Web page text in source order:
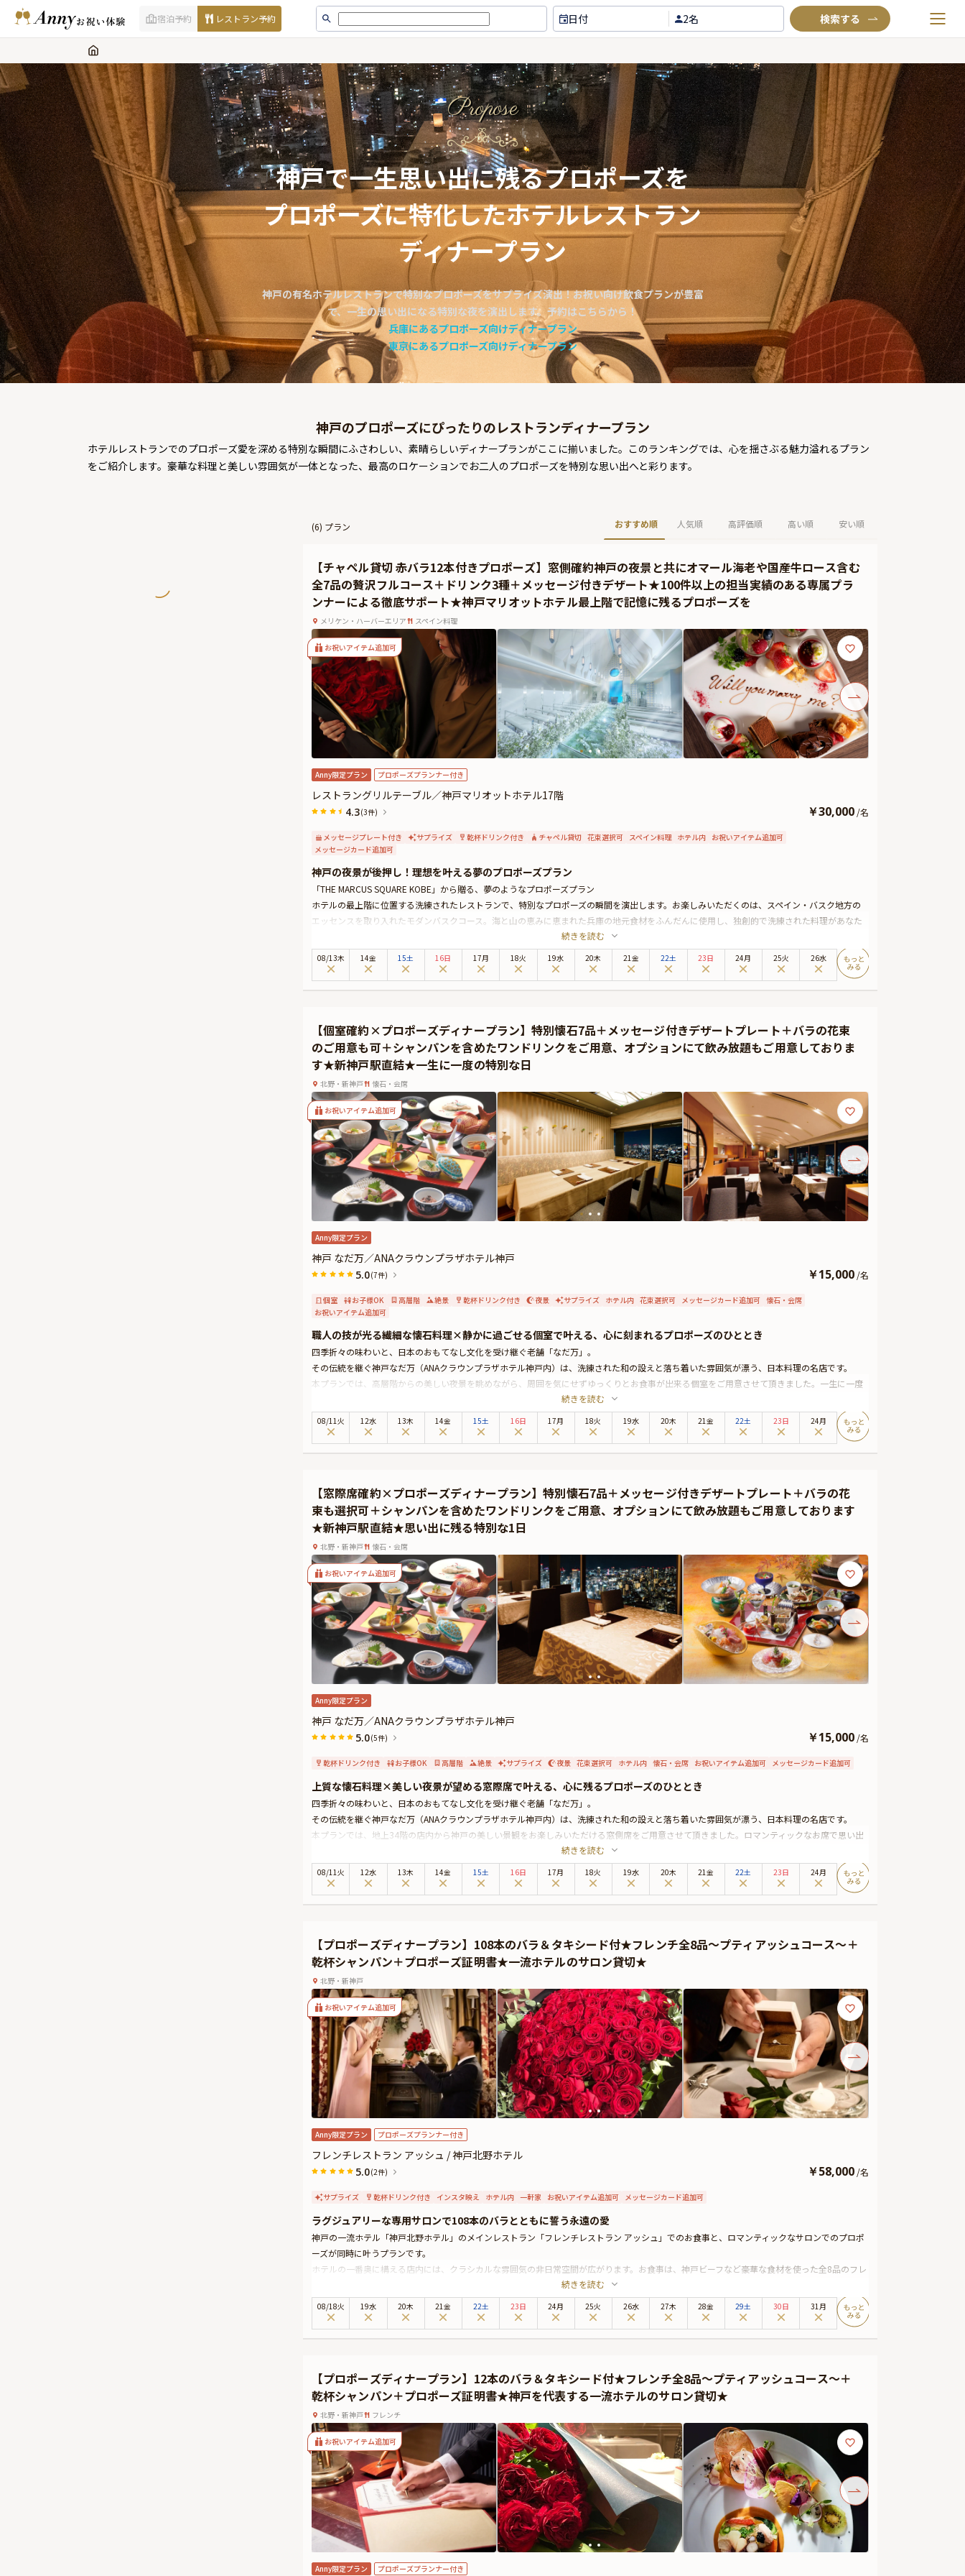
宿泊予約 レストラン予約 日付 2名
閲覧履歴
TOP
Annyお祝い体験について
Annyお祝いアイテムについて
よくあるご質問
お問い合わせ
Propose
神戸で一生思い出に残るプロポーズを
プロポーズに特化したホテルレストラン
ディナープラン
神戸の有名ホテルレストランで特別なプロポーズをサプライズ演出！お祝い向け飲食プランが豊富
で、一生の思い出になる特別な夜を演出します。予約はこちらから！
兵庫にあるプロポーズ向けディナープラン
東京にあるプロポーズ向けディナープラン
神戸のプロポーズにぴったりのレストランディナープラン
ホテルレストランでのプロポーズ――愛を深める特別な瞬間にふさわしい、素晴らしいディナープランがここに揃いました。このランキングでは、心を揺さぶる魅力溢れるプラン
をご紹介します。豪華な料理と美しい雰囲気が一体となった、最高のロケーションでお二人のプロポーズを特別な思い出へと彩ります。
おすすめ順 人気順 高評価順 高い順 安い順
(6) プラン
【チャペル貸切 赤バラ12本付きプロポーズ】窓側確約神戸の夜景と共にオマール海老や国産牛ロース含む
全7品の贅沢フルコース＋ドリンク3種＋メッセージ付きデザート★100件以上の担当実績のある専属プラ
ンナーによる徹底サポート★神戸マリオットホテル最上階で記憶に残るプロポーズを
メリケン・ハーバーエリア スペイン料理
お祝いアイテム追加可
Anny限定プラン プロポーズプランナー付き
レストラングリルテーブル／神戸マリオットホテル17階
4.3(3件) ￥30,000 /名
メッセージプレート付き サプライズ 乾杯ドリンク付き チャペル貸切 花束選択可 スペイン料理 ホテル内 お祝いアイテム追加可
メッセージカード追加可
神戸の夜景が後押し！理想を叶える夢のプロポーズプラン
「THE MARCUS SQUARE KOBE」から贈る、夢のようなプロポーズプラン
ホテルの最上階に位置する洗練されたレストランで、特別なプロポーズの瞬間を演出します。お楽しみいただくのは、スペイン・バスク地方の
エッセンスを取り入れたモダンバスクコース。海と山の恵みに恵まれた兵庫の地元食材をふんだんに使用し、独創的で洗練された料理があなた
の大切な日を彩ります。ドリンク3種やメッセージ付きデザートも含まれており、特別感が一層高まります。
プロポーズの舞台には、幻想的な石造りのチャペルをご用意。ガラスのヴァージンロードには季節のお花が敷き詰められ、まるで夢のような美
しい景色が広がります。さらに、「結婚してください」という想いを込めた12本のバラの花束をプレゼント。サプライズ演出として、より一層
感動的な瞬間を作り上げます。
続きを読む
08/13木 14金 15土 16日 17月 18火 19水 20木 21金 22土 23日 24月 25火 26水
【個室確約×プロポーズディナープラン】特別懐石7品＋メッセージ付きデザートプレート＋バラの花束
のご用意も可＋シャンパンを含めたワンドリンクをご用意、オプションにて飲み放題もご用意しておりま
す★新神戸駅直結★一生に一度の特別な日
北野・新神戸 懐石・会席
お祝いアイテム追加可
Anny限定プラン
神戸 なだ万／ANAクラウンプラザホテル神戸
5.0(7件) ￥15,000 /名
個室 お子様OK 高層階 絶景 乾杯ドリンク付き 夜景 サプライズ ホテル内 花束選択可 メッセージカード追加可 懐石・会席
お祝いアイテム追加可
職人の技が光る繊細な懐石料理×静かに過ごせる個室で叶える、心に刻まれるプロポーズのひととき
四季折々の味わいと、日本のおもてなし文化を受け継ぐ老舗「なだ万」。
その伝統を継ぐ神戸なだ万（ANAクラウンプラザホテル神戸内）は、洗練された和の設えと落ち着いた雰囲気が漂う、日本料理の名店です。
本プランでは、高層階からの美しい夜景を眺めながら、周囲を気にせずゆっくりとお食事が出来る個室をご用意させて頂きました。一生に一度
お料理は、特別懐石7品をご用意。新鮮な食材を使用した華やかな内容の懐石です。繊細な味わいと美しい盛り付けは、大切な方への想いを伝え
る特別な夜をより一層華やかに彩ります。
食後のデザートには、メッセージ入りのお皿をご用意。さらに乾杯ドリンクと、コースによりバラの花束12本をご用意させて頂きます。（オプ
また、有料オプションにて花束・ギフト・カスタマイズ可能なメッセージカードもご用意可能。メッセージカードは着席時に、花束やギフトは
コース終盤にお渡しができ、想いを伝えるサプライズ演出として多くのお客様にご好評いただいています。詳しくは本ページ中段の「お祝いアイ
テム」をご覧ください。
人生で最も特別な瞬間を彩るにふさわしい、洗練された空間と心尽くしの懐石料理。
神戸なだ万が、おふたりの新たな歩みを祝福するかけがえのないプロポーズの夜へと導きます。
続きを読む
08/11火 12水 13木 14金 15土 16日 17月 18火 19水 20木 21金 22土 23日 24月
【窓際席確約×プロポーズディナープラン】特別懐石7品＋メッセージ付きデザートプレート＋バラの花
束も選択可＋シャンパンを含めたワンドリンクをご用意、オプションにて飲み放題もご用意しております
★新神戸駅直結★思い出に残る特別な1日
北野・新神戸 懐石・会席
お祝いアイテム追加可
Anny限定プラン
神戸 なだ万／ANAクラウンプラザホテル神戸
5.0(5件) ￥15,000 /名
乾杯ドリンク付き お子様OK 高層階 絶景 サプライズ 夜景 花束選択可 ホテル内 懐石・会席 お祝いアイテム追加可 メッセージカード追加可
上質な懐石料理×美しい夜景が望める窓際席で叶える、心に残るプロポーズのひととき
四季折々の味わいと、日本のおもてなし文化を受け継ぐ老舗「なだ万」。
その伝統を継ぐ神戸なだ万（ANAクラウンプラザホテル神戸内）は、洗練された和の設えと落ち着いた雰囲気が漂う、日本料理の名店です。
本プランでは、地上34階の店内から神戸の美しい景観をお楽しみいただける窓側席をご用意させて頂きました。ロマンティックなお席で思い出
お料理は、特別懐石7品をご用意。新鮮な食材を使用した華やかな内容の懐石です。
乾杯ワンドリンクに加え、食後のデザートにはメッセージ入りのお皿をご用意。さらにコースによりバラの花束12本をご用意させて頂きます。
（オプションにて花束のグレードアップも可能です）
コース終盤にお渡しができ、想いを伝えるサプライズ演出として多くのお客様にご好評いただいています。詳しくは本ページ中段の「お祝いアイ
テム」をご覧ください。
一生に一度の大切な瞬間を、日常を離れた上質な空間と極上の料理とともに。
神戸なだ万で、おふたりの未来を紡ぐ忘れられないプロポーズの夜をお過ごしください。
続きを読む
08/11火 12水 13木 14金 15土 16日 17月 18火 19水 20木 21金 22土 23日 24月
【プロポーズディナープラン】108本のバラ＆タキシード付★フレンチ全8品～プティアッシュコース～＋
乾杯シャンパン＋プロポーズ証明書★一流ホテルのサロン貸切★
北野・新神戸
お祝いアイテム追加可
Anny限定プラン プロポーズプランナー付き
フレンチレストラン アッシュ / 神戸北野ホテル
5.0(2件) ￥58,000 /名
サプライズ 乾杯ドリンク付き インスタ映え ホテル内 一軒家 お祝いアイテム追加可 メッセージカード追加可
ラグジュアリーな専用サロンで108本のバラとともに誓う永遠の愛
神戸の一流ホテル「神戸北野ホテル」のメインレストラン「フレンチレストラン アッシュ」でのお食事と、ロマンティックなサロンでのプロポ
ーズが同時に叶うプランです。
ホテルの一番奥に構える店内には、クラシカルな雰囲気の非日常空間が広がります。お食事は、神戸ビーフなど豪華な食材を使った全8品のフレ
ンチディナーをご用意。食前の乾杯シャンパンのサービスとともにご堪能ください。
そしてプロポーズのお時間には、セレモニー専用の貸切サロンへのご案内をお約束。タキシードに加え、永久（とわ）にかけて、永遠に愛する
ことを誓う108本のバラをご用意いたします。
プロポーズの後には、総支配人・総料理長の山口浩氏による直筆サイン付プロポーズ証明書も進呈いたします。感動的なサプライズで、一生に
続きを読む
08/18火 19水 20木 21金 22土 23日 24月 25火 26水 27木 28金 29土 30日 31月
【プロポーズディナープラン】12本のバラ＆タキシード付★フレンチ全8品～プティアッシュコース～＋
乾杯シャンパン＋プロポーズ証明書★神戸を代表する一流ホテルのサロン貸切★
北野・新神戸 フレンチ
お祝いアイテム追加可
Anny限定プラン プロポーズプランナー付き